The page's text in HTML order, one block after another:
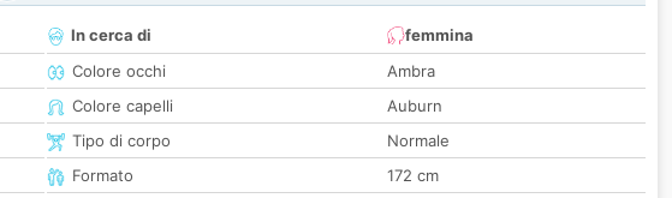
In cerca di
femmina
Colore occhi
Ambra
Colore capelli
Auburn
Tipo di corpo
Normale
Formato
172 cm